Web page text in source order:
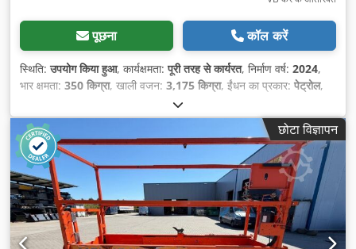
पूछना कॉल करें
स्थिति:उपयोग किया हुआ, कार्यक्षमता:पूरी तरह से कार्यरत, निर्माण वर्ष: 2024,
भार क्षमता: 350 किग्रा, खाली वजन: 3,175 किग्रा, ईंधन का प्रकार: पेट्रोल,
, ड्राइव प्रकार:Benzin
कार्य ऊँचाई:14,000 मिमी,
छोटा विज्ञापन